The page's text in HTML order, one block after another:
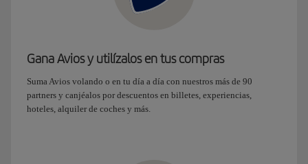
Gana Avios y utilízalos en tus compras
Suma Avios volando o en tu día a día con nuestros más de 90
partners y canjéalos por descuentos en billetes, experiencias,
hoteles, alquiler de coches y más.